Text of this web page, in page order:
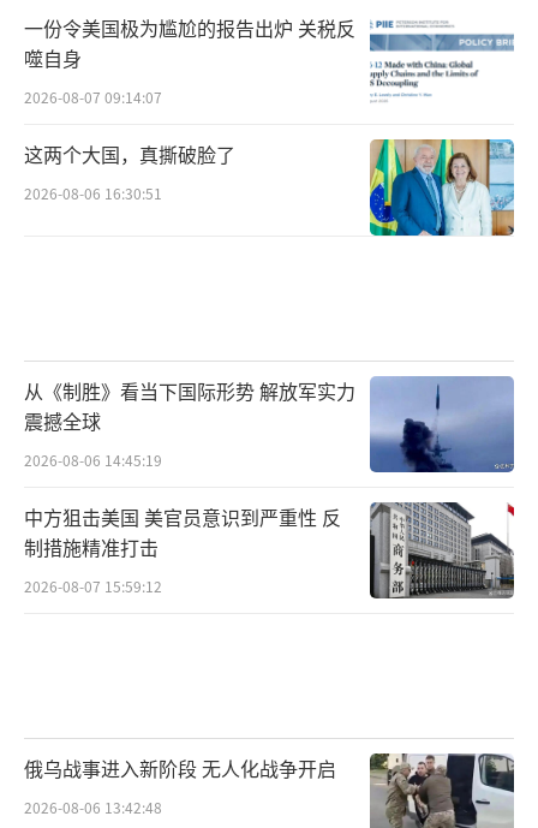
一份令美国极为尴尬的报告出炉 关税反
噬自身
2026-08-07 09:14:07
这两个大国，真撕破脸了
2026-08-06 16:30:51
从《制胜》看当下国际形势 解放军实力
震撼全球
2026-08-06 14:45:19
中方狙击美国 美官员意识到严重性 反
制措施精准打击
2026-08-07 15:59:12
俄乌战事进入新阶段 无人化战争开启
2026-08-06 13:42:48